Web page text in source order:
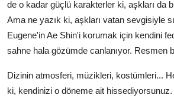
de o kadar güçlü karakterler ki, aşkları da
Ama ne yazık ki, aşkları vatan sevgisiyle
Eugene'in Ae Shin'i korumak için kendini
sahne hala gözümde canlanıyor. Resmen
Dizinin atmosferi, müzikleri, kostümleri...
ki, kendinizi o döneme ait